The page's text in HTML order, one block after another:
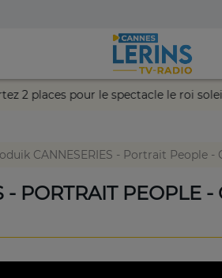
2 places pour le spectacle le
CANNESERIES - Portrait People -
PORTRAIT PEOPLE -